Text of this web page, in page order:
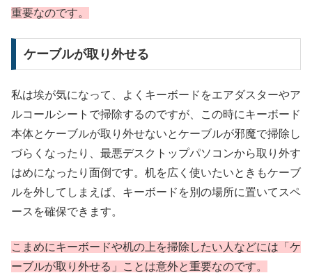
重要なのです。
ケーブルが取り外せる
私は埃が気になって、よくキーボードをエアダスターやア
ルコールシートで掃除するのですが、この時にキーボード
本体とケーブルが取り外せないとケーブルが邪魔で掃除し
づらくなったり、最悪デスクトップパソコンから取り外す
はめになったり面倒です。机を広く使いたいときもケーブ
ルを外してしまえば、キーボードを別の場所に置いてスペ
ースを確保できます。
こまめにキーボードや机の上を掃除したい人などには「ケ
ーブルが取り外せる」ことは意外と重要なのです。